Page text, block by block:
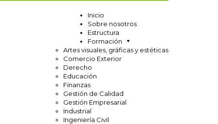
Inicio
Sobre nosotros
Estructura
Formación
Artes visuales, gráficas y estéticas
Comercio Exterior
Derecho
Educación
Finanzas
Gestión de Calidad
Gestión Empresarial
Industrial
Ingeniería Civil